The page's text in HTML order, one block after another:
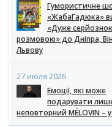
Гумористичне
«ЖабаГадюка»
«Дуже
розмовою» до Дніпра,
Львову
27 июля 2026
Емоції, які може
подарувати
неповторний MÉLOVIN –